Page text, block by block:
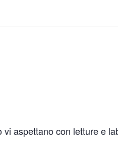
aspettano con letture e